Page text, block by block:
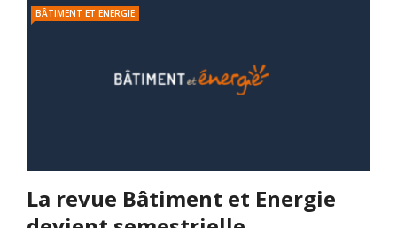
BÂTIMENT ET ENERGIE
La revue Bâtiment et Energie